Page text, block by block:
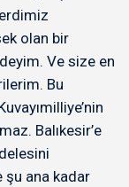
olan bir
Ve size en
Bu
Balıkesir’e
şu ana kadar